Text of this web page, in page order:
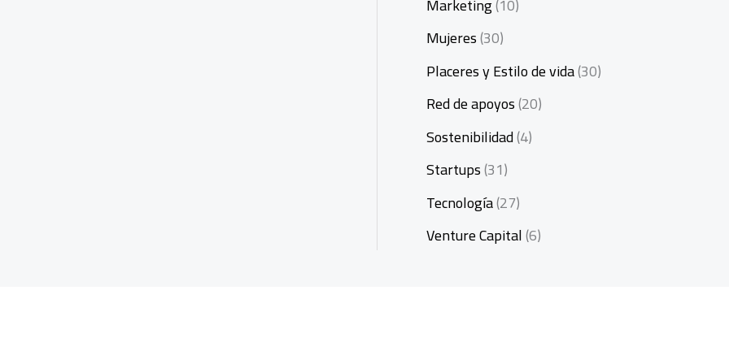
Mujeres(30)
Placeres y Estilo de vida(30)
Red de apoyos(20)
Sostenibilidad(4)
Startups(31)
Tecnología(27)
Venture Capital(6)